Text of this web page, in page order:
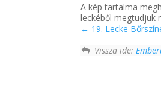
A kép tartalma
leckéből megtudjuk
19. Lecke
Vissza ide: